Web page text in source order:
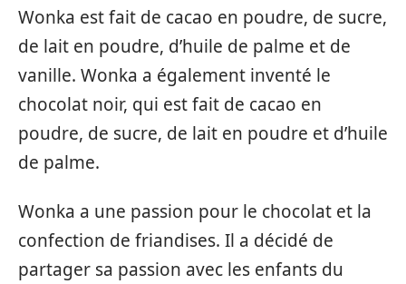
Wonka est fait de cacao en poudre, de sucre,
de lait en poudre, d’huile de palme et de
vanille. Wonka a également inventé le
chocolat noir, qui est fait de cacao en
poudre, de sucre, de lait en poudre et d’huile
de palme.
Wonka a une passion pour le chocolat et la
confection de friandises. Il a décidé de
partager sa passion avec les enfants du